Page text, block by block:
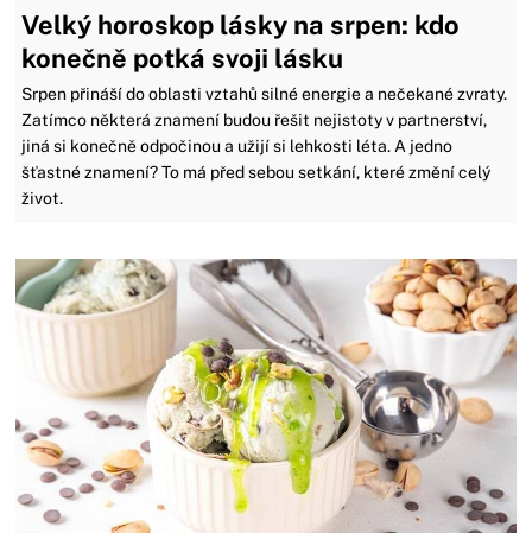
Velký horoskop lásky na srpen: kdo
konečně potká svoji lásku
Srpen přináší do oblasti vztahů silné energie a nečekané zvraty.
Zatímco některá znamení budou řešit nejistoty v partnerství,
jiná si konečně odpočinou a užijí si lehkosti léta. A jedno
šťastné znamení? To má před sebou setkání, které změní celý
život.